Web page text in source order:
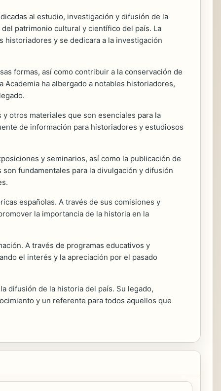
al estudio, investigación y difusión de la
patrimonio cultural y científico del país. La
historiadores y se dedicara a la investigación
formas, así como contribuir a la conservación de
ha albergado a notables historiadores,
otros materiales que son esenciales para la
de información para historiadores y estudiosos
y seminarios, así como la publicación de
fundamentales para la divulgación y difusión
españolas. A través de sus comisiones y
la importancia de la historia en la
A través de programas educativos y
el interés y la apreciación por el pasado
difusión de la historia del país. Su legado,
y un referente para todos aquellos que